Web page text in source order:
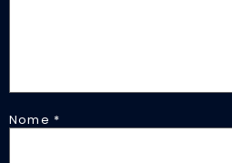
Nome *